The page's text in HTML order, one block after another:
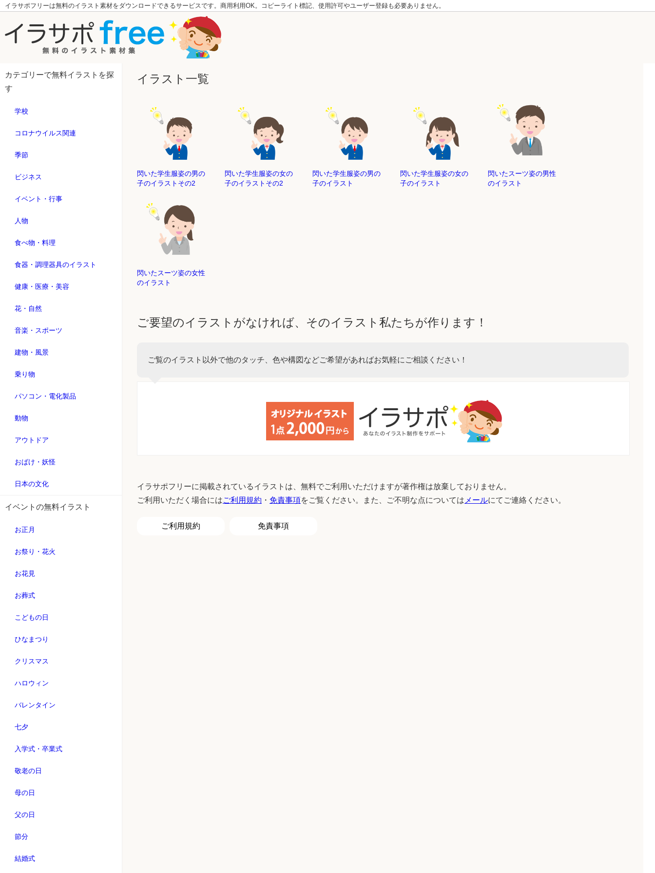
イラサポフリーは無料のイラスト素材をダウンロードできるサービスです。商用利用OK。コピーライト標記、使用許可やユーザー登録も必要ありません。
カテゴリーで無料イラストを探
す
学校
コロナウイルス関連
季節
ビジネス
イベント・行事
人物
食べ物・料理
食器・調理器具のイラスト
健康・医療・美容
花・自然
音楽・スポーツ
建物・風景
乗り物
パソコン・電化製品
動物
アウトドア
おばけ・妖怪
日本の文化
イベントの無料イラスト
お正月
お祭り・花火
お花見
お葬式
こどもの日
ひなまつり
クリスマス
ハロウィン
バレンタイン
七夕
入学式・卒業式
敬老の日
母の日
父の日
節分
結婚式
イラスト一覧
閃いた学生服姿の男の
子のイラストその2
閃いた学生服姿の女の
子のイラストその2
閃いた学生服姿の男の
子のイラスト
閃いた学生服姿の女の
子のイラスト
閃いたスーツ姿の男性
のイラスト
閃いたスーツ姿の女性
のイラスト
ご要望のイラストがなければ、そのイラスト私たちが作ります！
ご覧のイラスト以外で他のタッチ、色や構図などご希望があればお気軽にご相談ください！
イラサポフリーに掲載されているイラストは、無料でご利用いただけますが著作権は放棄しておりません。
ご利用いただく場合にはご利用規約 ・ 免責事項をご覧ください。また、ご不明な点については メールにてご連絡ください。
ご利用規約 免責事項